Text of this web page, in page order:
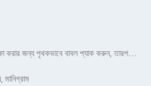
প্যাকেজিং বিবরণ: পরিবহনে ক্ষতিকারক এবং স্ক্র্যাচ থেকে রক্ষা করার জন্য পৃথকভাবে বাবল প্যাক করুন, তারপরে শক্ত কাগজে